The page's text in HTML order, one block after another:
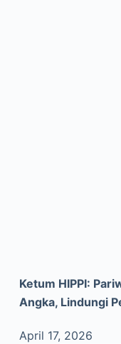
Ketum HIPPI:
Angka, Lindungi
April 17, 2026